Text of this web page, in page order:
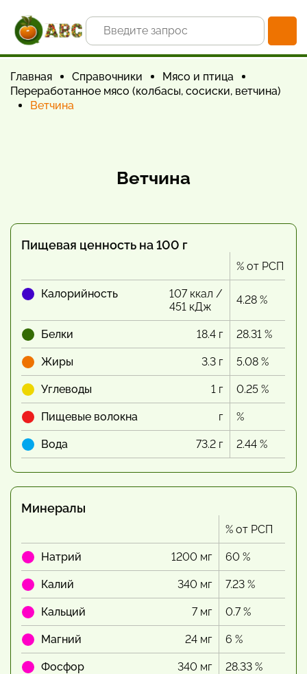
Главная Справочники
Мясо и птица
Переработанное мясо (колбасы, сосиски, ветчина)
Ветчина
Ветчина
Пищевая ценность на 100 г
% от РСП
Калорийность
107 ккал /
451 кДж
4.28 %
Белки 18.4 г 28.31 %
Жиры 3.3 г 5.08 %
Углеводы 1 г 0.25 %
Пищевые волокна г %
Вода 73.2 г 2.44 %
Минералы
% от РСП
Натрий 1200 мг 60 %
Калий 340 мг 7.23 %
Кальций 7 мг 0.7 %
Магний 24 мг 6 %
Фосфор 340 мг 28.33 %